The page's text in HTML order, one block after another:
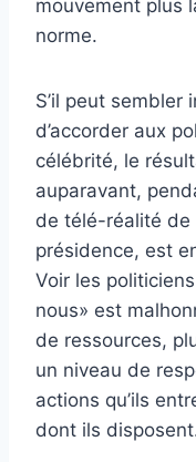
mouvement plus
norme.
S’il peut sembler
d’accorder aux
célébrité, le
auparavant,
de télé-réalité de
présidence, est
Voir les
nous» est
de ressources,
un niveau de
actions qu’ils
dont ils